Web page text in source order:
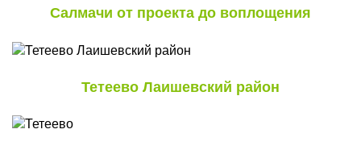
Салмачи от проекта до воплощения
Тетеево Лаишевский район